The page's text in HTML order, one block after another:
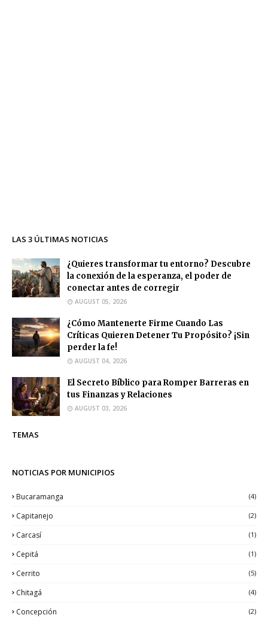
LAS 3 ÚLTIMAS NOTICIAS
¿Quieres transformar tu entorno? Descubre
la conexión de la esperanza, el poder de
conectar antes de corregir
AUGUST 05, 2026
¿Cómo Mantenerte Firme Cuando Las
Críticas Quieren Detener Tu Propósito? ¡Sin
perder la fe!
AUGUST 04, 2026
El Secreto Bíblico para Romper Barreras en
tus Finanzas y Relaciones
AUGUST 03, 2026
TEMAS
NOTICIAS POR MUNICIPIOS
Bucaramanga (4)
Capitanejo (2)
Carcasí (1)
Cepitá (1)
Cerrito (5)
Chitagá (4)
Concepción (2)